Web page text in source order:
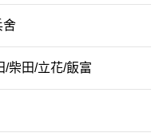
舍
/柴田/立花/飯富